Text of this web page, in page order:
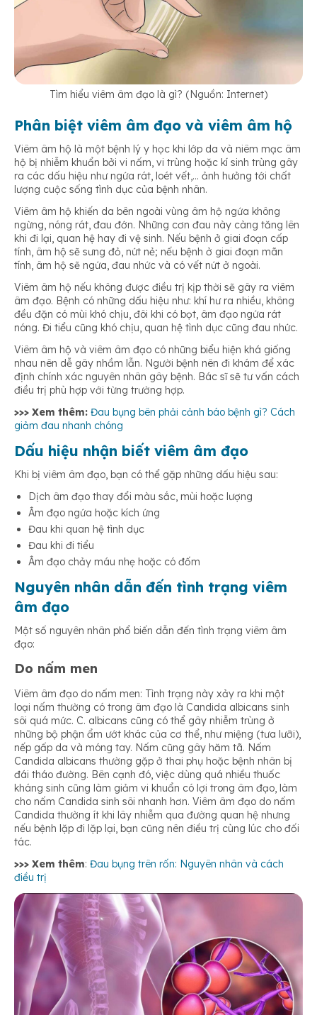
Tìm hiểu viêm âm đạo là gì? (Nguồn: Internet)
Phân biệt viêm âm đạo và viêm âm hộ
Viêm âm hộ là một bệnh lý y học khi lớp da và niêm mạc âm
hộ bị nhiễm khuẩn bởi vi nấm, vi trùng hoặc kí sinh trùng gây
ra các dấu hiệu như ngứa rát, loét vết,… ảnh hưởng tới chất
lượng cuộc sống tình dục của bệnh nhân.
Viêm âm hộ khiến da bên ngoài vùng âm hộ ngứa không
ngừng, nóng rát, đau đớn. Những cơn đau này càng tăng lên
khi đi lại, quan hệ hay đi vệ sinh. Nếu bệnh ở giai đoạn cấp
tính, âm hộ sẽ sưng đỏ, nứt nẻ; nếu bệnh ở giai đoạn mãn
tính, âm hộ sẽ ngứa, đau nhức và có vết nứt ở ngoài.
Viêm âm hộ nếu không được điều trị kịp thời sẽ gây ra viêm
âm đạo. Bệnh có những dấu hiệu như: khí hư ra nhiều, không
đều đặn có mùi khó chịu, đôi khi có bọt, âm đạo ngứa rát
nóng. Đi tiểu cũng khó chịu, quan hệ tình dục cũng đau nhức.
Viêm âm hộ và viêm âm đạo có những biểu hiện khá giống
nhau nên dễ gây nhầm lẫn. Người bệnh nên đi khám để xác
định chính xác nguyên nhân gây bệnh. Bác sĩ sẽ tư vấn cách
điều trị phù hợp với từng trường hợp.
>>> Xem thêm: Đau bụng bên phải cảnh báo bệnh gì? Cách
giảm đau nhanh chóng
Dấu hiệu nhận biết viêm âm đạo
Khi bị viêm âm đạo, bạn có thể gặp những dấu hiệu sau:
Dịch âm đạo thay đổi màu sắc, mùi hoặc lượng
Âm đạo ngứa hoặc kích ứng
Đau khi quan hệ tình dục
Đau khi đi tiểu
Âm đạo chảy máu nhẹ hoặc có đốm
Nguyên nhân dẫn đến tình trạng viêm
âm đạo
Một số nguyên nhân phổ biến dẫn đến tình trạng viêm âm
đạo:
Do nấm men
Viêm âm đạo do nấm men: Tình trạng này xảy ra khi một
loại nấm thường có trong âm đạo là Candida albicans sinh
sôi quá mức. C. albicans cũng có thể gây nhiễm trùng ở
những bộ phận ẩm ướt khác của cơ thể, như miệng (tưa lưỡi),
nếp gấp da và móng tay. Nấm cũng gây hăm tã. Nấm
Candida albicans thường gặp ở thai phụ hoặc bệnh nhân bị
đái tháo đường. Bên cạnh đó, việc dùng quá nhiều thuốc
kháng sinh cũng làm giảm vi khuẩn có lợi trong âm đạo, làm
cho nấm Candida sinh sôi nhanh hơn. Viêm âm đạo do nấm
Candida thường ít khi lây nhiễm qua đường quan hệ nhưng
nếu bệnh lặp đi lặp lại, bạn cũng nên điều trị cùng lúc cho đối
tác.
>>> Xem thêm: Đau bụng trên rốn: Nguyên nhân và cách
điều trị